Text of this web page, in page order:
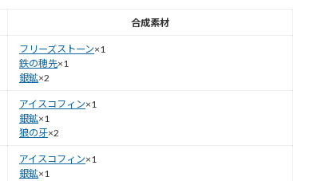
合成素材
フリーズストーン×1
鉄の穂先×1
銀鉱×2
アイスコフィン×1
銀鉱×1
狼の牙×2
アイスコフィン×1
銀鉱×1